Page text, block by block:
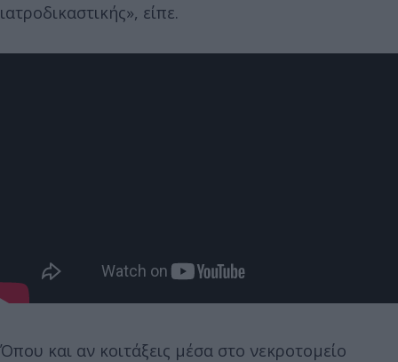
ιατροδικαστικής», είπε.
Όπου και αν κοιτάξεις μέσα στο νεκροτομείο